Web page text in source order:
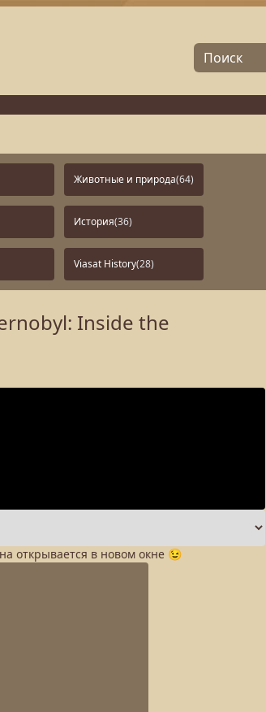
Животные и природа(64)
История(36)
Viasat History(28)
Inside the
открывается в новом окне 😉